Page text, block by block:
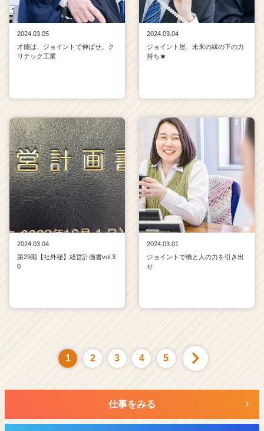
2024.03.05
才能は、ジョイントで伸ばせ。ク
リテック工業
2024.03.04
ジョイント屋、未来の縁の下の力
持ち★
2024.03.04
第29期【社外秘】経営計画書vol.3
0
2024.03.01
ジョイントで橋と人の力を引き出
せ
1 2 3 4 5
仕事をみる